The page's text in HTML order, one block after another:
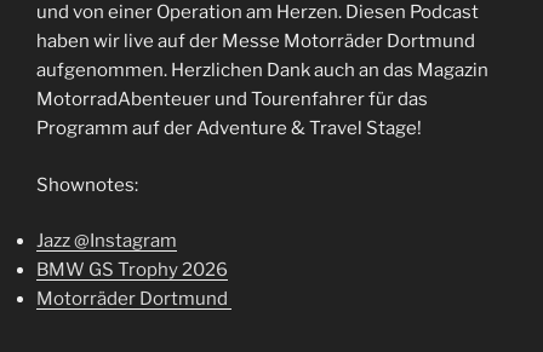
und von einer Operation am Herzen. Diesen Podcast
haben wir live auf der Messe Motorräder Dortmund
aufgenommen. Herzlichen Dank auch an das Magazin
MotorradAbenteuer und Tourenfahrer für das
Programm auf der Adventure & Travel Stage!
Shownotes:
Jazz @Instagram
BMW GS Trophy 2026
Motorräder Dortmund